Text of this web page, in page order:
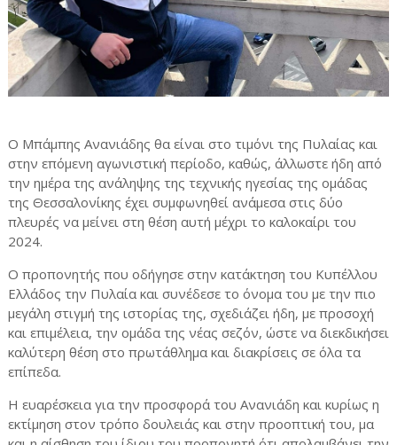
Ο Μπάμπης Ανανιάδης θα είναι στο τιμόνι της Πυλαίας και
στην επόμενη αγωνιστική περίοδο, καθώς, άλλωστε ήδη από
την ημέρα της ανάληψης της τεχνικής ηγεσίας της ομάδας
της Θεσσαλονίκης έχει συμφωνηθεί ανάμεσα στις δύο
πλευρές να μείνει στη θέση αυτή μέχρι το καλοκαίρι του
2024.
Ο προπονητής που οδήγησε στην κατάκτηση του Κυπέλλου
Ελλάδος την Πυλαία και συνέδεσε το όνομα του με την πιο
μεγάλη στιγμή της ιστορίας της, σχεδιάζει ήδη, με προσοχή
και επιμέλεια, την ομάδα της νέας σεζόν, ώστε να διεκδικήσει
καλύτερη θέση στο πρωτάθλημα και διακρίσεις σε όλα τα
επίπεδα.
Η ευαρέσκεια για την προσφορά του Ανανιάδη και κυρίως η
εκτίμηση στον τρόπο δουλειάς και στην προοπτική του, μα